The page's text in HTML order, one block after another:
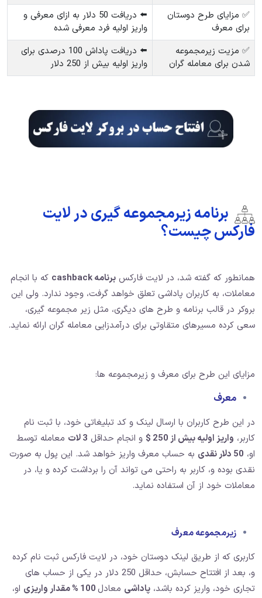
✅ مزایای طرح دوستان
برای معرف
⬅️ دریافت 50 دلار به ازای معرفی و
واریز اولیه فرد معرفی شده
✅ مزیت زیرمجموعه
شدن برای معامله گران
⬅️ دریافت پاداش 100 درصدی برای
واریز اولیه بیش از 250 دلار
برنامه زیرمجموعه گیری در لایت
فارکس چیست؟
همانطور که گفته شد، در لایت فارکس برنامه cashback
که با انجام
معاملات،‌ به کاربران پاداشی تعلق خواهد گرفت، وجود ندارد. ولی این
بروکر در قالب برنامه و طرح های دیگری، مثل زیر مجموعه گیری،
سعی کرده مسیرهای متقاوتی برای درآمدزایی معامله گران ارائه نماید.
مزایای این طرح برای معرف و زیرمجموعه ها:
معرف
در این طرح کاربران با ارسال لینک و کد تبلیغاتی خود، با ثبت نام
کاربر، واریز اولیه بیش از 250 $ و انجام حداقل 3 لات
معامله توسط
او، 50 دلار نقدی
به حساب معرف واریز خواهد شد. این پول به صورت
نقدی بوده و، کاربر به راحتی می تواند آن را برداشت کرده و یا، در
معاملات خود از آن استفاده نماید.
زیرمجموعه معرف
کاربری که از طریق لینک دوستان خود، در لایت فارکس ثبت نام کرده
و، بعد از افتتاح حسابش، حداقل 250 دلار در یکی از حساب های
تجاری خود، واریز کرده باشد، پاداشی معادل
او،